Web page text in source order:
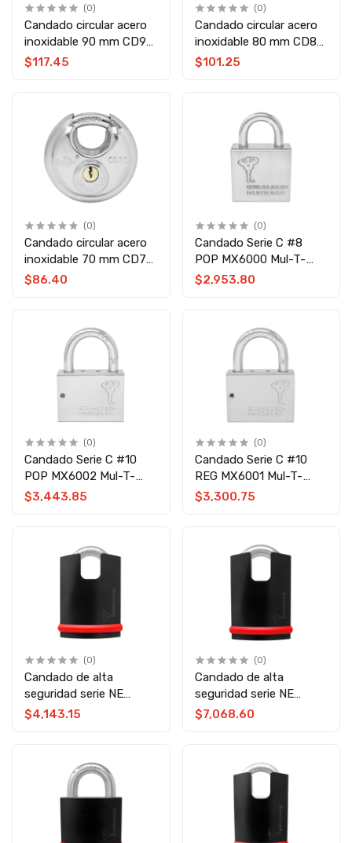
(0)
Candado circular acero
inoxidable 90 mm CD90
Feiteli
$117.45
(0)
Candado circular acero
inoxidable 80 mm CD80
Feiteli
$101.25
(0)
Candado circular acero
inoxidable 70 mm CD70
Feiteli
$86.40
(0)
Candado Serie C #8
POP MX6000 Mul-T-
Lock
$2,953.80
(0)
Candado Serie C #10
POP MX6002 Mul-T-
Lock
$3,443.85
(0)
Candado Serie C #10
REG MX6001 Mul-T-
Lock
$3,300.75
(0)
Candado de alta
seguridad serie NE
grado 5 NE12H Mul-T-
$4,143.15
(0)
Candado de alta
seguridad serie NE
grado 6 NE14H
$7,068.60